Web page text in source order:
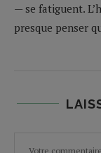
— se fatiguent.
presque penser